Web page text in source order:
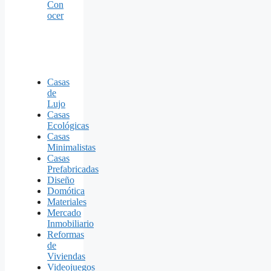
Con
ocer
Casas
de
Lujo
Casas
Ecológicas
Casas
Minimalistas
Casas
Prefabricadas
Diseño
Domótica
Materiales
Mercado
Inmobiliario
Reformas
de
Viviendas
Videojuegos